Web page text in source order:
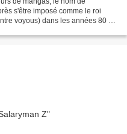
s'être imposé comme le roi
voyous) dans les années 80 et